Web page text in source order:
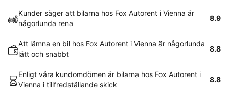
Kunder säger att bilarna hos Fox Autorent i Vienna är
någorlunda rena
8.9
Att lämna en bil hos Fox Autorent i Vienna är någorlunda
lätt och snabbt
8.8
Enligt våra kundomdömen är bilarna hos Fox Autorent i
Vienna i tillfredställande skick
8.8